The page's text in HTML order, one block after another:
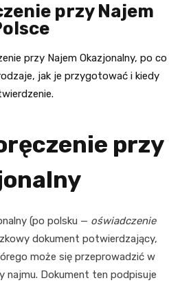
przy Najem
przy Najem Okazjonalny, po co
jak je przygotować i kiedy
przy
(po polsku — oświadczenie
dokument potwierdzający,
może się przeprowadzić w
najmu. Dokument ten podpisuje